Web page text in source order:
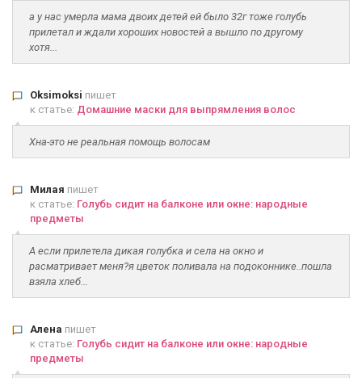
а у нас умерла мама двоих детей ей было 32г тоже голубь
прилетал и ждали хороших новостей а вышло по другому
хотя...
Oksimoksi пишет
к статье: Домашние маски для выпрямления волос
Хна-это не реальная помощь волосам
Милая пишет
к статье: Голубь сидит на балконе или окне: народные
предметы
А если прилетела дикая голубка и села на окно и
расматривает меня?я цветок поливала на подоконнике..пошла
взяла хлеб...
Алена пишет
к статье: Голубь сидит на балконе или окне: народные
предметы